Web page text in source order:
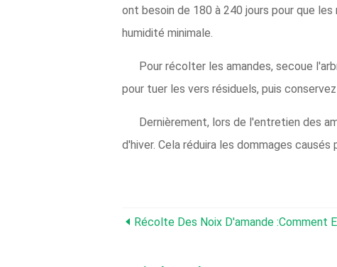
ont besoin de 180 à 240 jours pour que
humidité minimale.
Pour récolter les amandes, secoue
pour tuer les vers résiduels, puis
Dernièrement, lors de l'entretien des
d'hiver. Cela réduira les dommages